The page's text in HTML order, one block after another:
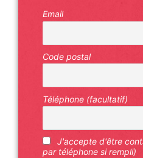
Email
Code postal
Téléphone (facultatif)
J'accepte d'être
par téléphone si rempli)